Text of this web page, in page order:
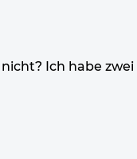
Ich habe zwei